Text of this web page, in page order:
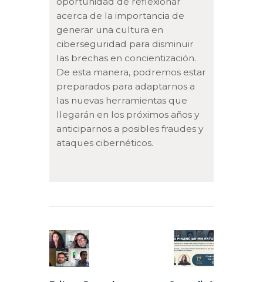
acerca de la importancia de
generar una cultura en
ciberseguridad para disminuir
las brechas en concientización.
De esta manera, podremos estar
preparados para adaptarnos a
las nuevas herramientas que
llegarán en los próximos años y
anticiparnos a posibles fraudes y
ataques cibernéticos.
de
entradas
Previous
post: